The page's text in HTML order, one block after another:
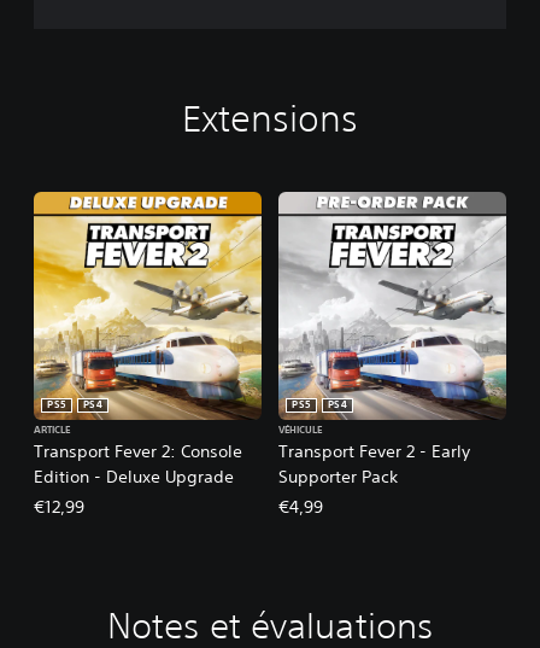
Extensions
Transport Fever 2: Console
Edition - Deluxe Upgrade
PS5
PS4
ARTICLE
€12,99
Transport Fever 2 - Early
Supporter Pack
PS5
PS4
VÉHICULE
€4,99
Notes et évaluations